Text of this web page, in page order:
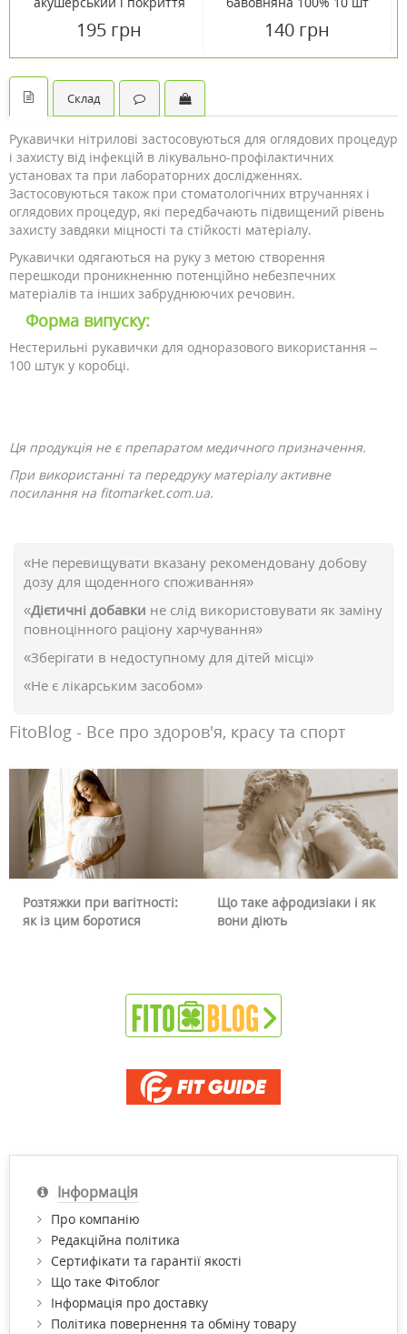
№10
195 грн 140 грн
Склад
Рукавички нітрилові застосовуються для оглядових процедур
і захисту від інфекцій в лікувально-профілактичних
установах та при лабораторних дослідженнях.
Застосовуються також при стоматологічних втручаннях і
оглядових процедур, які передбачають підвищений рівень
захисту завдяки міцності та стійкості матеріалу.
Рукавички одягаються на руку з метою створення
перешкоди проникненню потенційно небезпечних
матеріалів та інших забруднюючих речовин.
Форма випуску:
Нестерильні рукавички для одноразового використання –
100 штук у коробці.
Ця продукція не є препаратом медичного призначення.
При використанні та передруку матеріалу активне
посилання на fitomarket.com.ua.
«Не перевищувати вказану рекомендовану добову
дозу для щоденного споживання»
«Дієтичні добавки не слід використовувати як заміну
повноцінного раціону харчування»
«Зберігати в недоступному для дітей місці»
«Не є лікарським засобом»
FitoBlog - Все про здоров'я, красу та спорт
Розтяжки при вагітності:
як із цим боротися
Що таке афродизіаки і як
вони діють
Інформація
Про компанію
Редакційна політика
Сертифікати та гарантії якості
Що таке Фітоблог
Інформація про доставку
Політика повернення та обміну товару